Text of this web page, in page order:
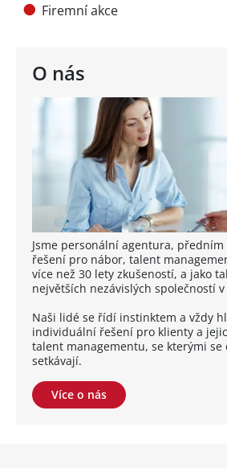
O nás
Jsme personální agentura, předním
řešení pro nábor, talent
více než 30 lety zkušeností, a jako
největších nezávislých společností v
Naši lidé se řídí instinktem a vždy
individuální řešení pro klienty a
talent managementu, se kterými
setkávají.
Více o nás
Firemní akce